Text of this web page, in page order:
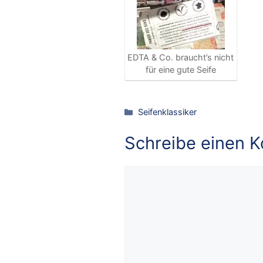
EDTA & Co. braucht’s nicht
für eine gute Seife
Kategorien
Seifenklassiker
Schreibe einen